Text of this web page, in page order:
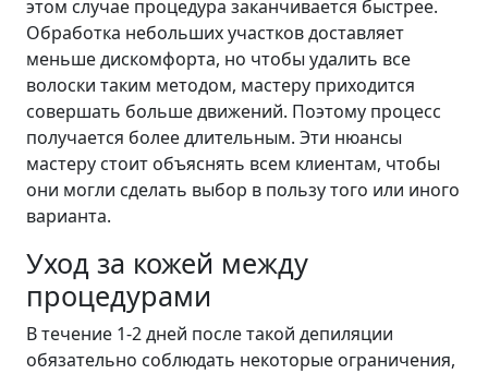
этом случае процедура заканчивается быстрее.
Обработка небольших участков доставляет
меньше дискомфорта, но чтобы удалить все
волоски таким методом, мастеру приходится
совершать больше движений. Поэтому процесс
получается более длительным. Эти нюансы
мастеру стоит объяснять всем клиентам, чтобы
они могли сделать выбор в пользу того или иного
варианта.
Уход за кожей между
процедурами
В течение 1-2 дней после такой депиляции
обязательно соблюдать некоторые ограничения,